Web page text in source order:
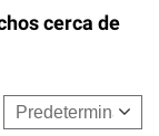
cerca de